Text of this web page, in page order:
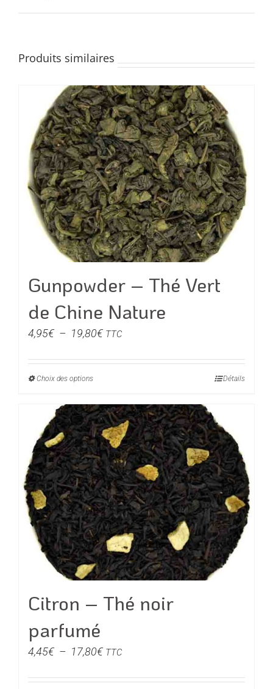
du
Produits similaires
Gunpowder – Thé Vert
de Chine Nature
4,95€ – 19,80€Plage
prix :
19,80€
TTC
Choix des optionsCe
a
plusieurs
variations.
Les
options
peuvent
être
choisies
sur
la
page
du
produit
Détails
Citron – Thé noir
parfumé
4,45€ – 17,80€Plage
prix :
TTC